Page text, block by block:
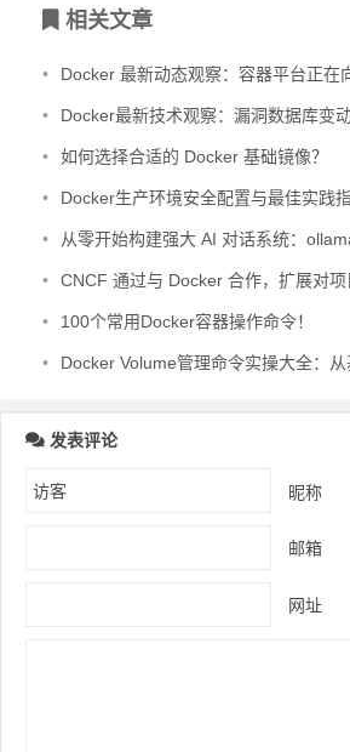
相关文章
• Docker 最新动态观察：容器平台正在向 AI
• Docker最新技术观察：漏洞数据库变动，正在
• 如何选择合适的 Docker 基础镜像？
• Docker生产环境安全配置与最佳实践
• 从零开始构建强大 AI 对话系统：ollama + deepseek + open-webui
• CNCF 通过与 Docker 合作，扩展对项目维
• 100个常用Docker容器操作命令！
• Docker Volume管理命令实操大全：
发表评论
昵称
邮箱
网址